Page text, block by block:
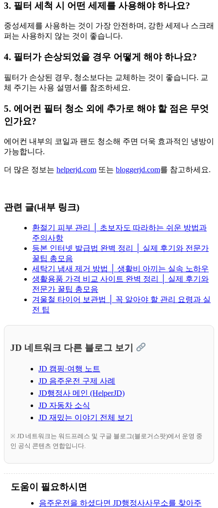
3. 필터 세척 시 어떤 세제를 사용해야 하나요?
중성세제를 사용하는 것이 가장 안전하며, 강한 세제나 스크래
퍼는 사용하지 않는 것이 좋습니다.
4. 필터가 손상되었을 경우 어떻게 해야 하나요?
필터가 손상된 경우, 청소보다는 교체하는 것이 좋습니다. 교
체 주기는 사용 설명서를 참조하세요.
5. 에어컨 필터 청소 외에 추가로 해야 할 점은 무엇
인가요?
에어컨 내부의 코일과 팬도 청소해 주면 더욱 효과적인 냉방이
가능합니다.
더 많은 정보는 helperjd.com 또는 bloggerjd.com를 참고하세요.
관련 글(내부 링크)
환절기 피부 관리 │ 초보자도 따라하는 쉬운 방법과
주의사항
등본 인터넷 발급법 완벽 정리 │ 실제 후기와 전문가
꿀팁 총모음
세탁기 냄새 제거 방법 │ 생활비 아끼는 실속 노하우
생활용품 가격 비교 사이트 완벽 정리 │ 실제 후기와
전문가 꿀팁 총모음
겨울철 타이어 보관법 │ 꼭 알아야 할 관리 요령과 실
전 팁
JD 네트워크 다른 블로그 보기
JD 캠핑·여행 노트
JD 음주운전 구제 사례
JD행정사 메인 (HelperJD)
JD 자동차 소식
JD 재밌는 이야기 전체 보기
※ JD 네트워크는 워드프레스 및 구글 블로그(블로거스팟)에서 운영 중
인 공식 콘텐츠 연합입니다.
도움이 필요하시면
음주운전을 하셨다면 JD행정사사무소를 찾아주